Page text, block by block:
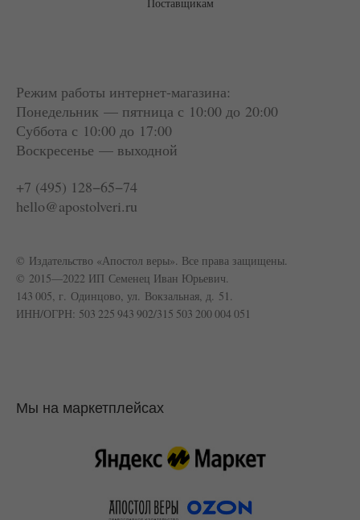
Поставщикам
Режим работы интернет-магазина:
Понедельник — пятница с 10:00 до 20:00
Суббота с 10:00 до 17:00
Воскресенье — выходной
+7 (495) 128−65−74
hello@apostolveri.ru
© Издательство «Апостол веры». Все права защищены.
© 2015—2022 ИП Семенец Иван Юрьевич.
143 005, г. Одинцово, ул. Вокзальная, д. 51.
ИНН/ОГРН: 503 225 943 902/315 503 200 004 051
Мы на маркетплейсах